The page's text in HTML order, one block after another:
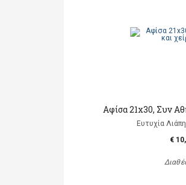
Αφίσα 21x30, Συν
Ευτυχία
€